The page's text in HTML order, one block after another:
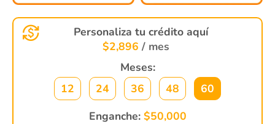
Personaliza tu crédito aquí
$2,896 / mes
Meses:
12
24 36 48
60
Enganche: $50,000